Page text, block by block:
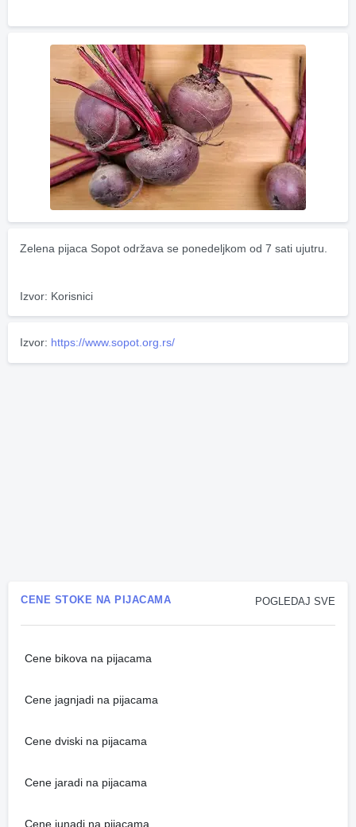
Zelena pijaca Sopot održava se ponedeljkom od 7 sati ujutru.
Izvor: Korisnici
Izvor: https://www.sopot.org.rs/
POGLEDAJ SVE
CENE STOKE NA PIJACAMA
Cene bikova na pijacama
Cene jagnjadi na pijacama
Cene dviski na pijacama
Cene jaradi na pijacama
Cene junadi na pijacama